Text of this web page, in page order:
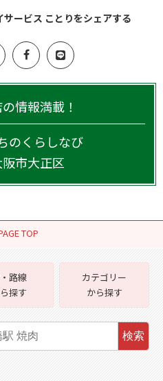
ービス ことりをシェアする
情報満載！
のくらしなび
阪市大正区
TOP
路線
探す
カテゴリー
から探す
検索